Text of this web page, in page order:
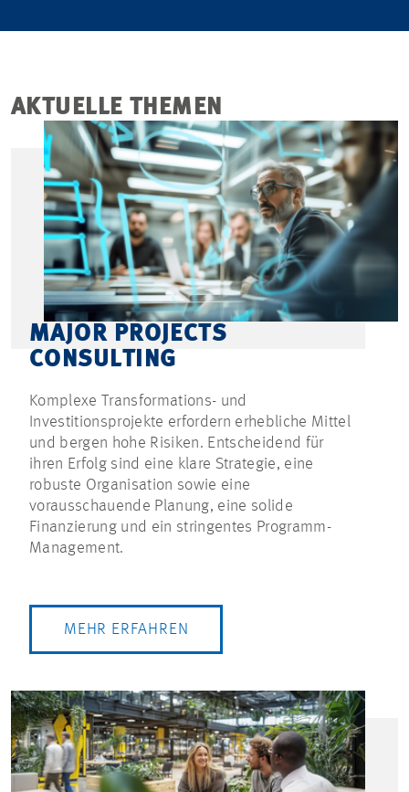
AKTUELLE THEMEN
MAJOR PROJECTS
CONSULTING
Komplexe Transformations- und
Investitionsprojekte erfordern erhebliche Mittel
und bergen hohe Risiken. Entscheidend für
ihren Erfolg sind eine klare Strategie, eine
robuste Organisation sowie eine
vorausschauende Planung, eine solide
Finanzierung und ein stringentes Programm-
Management.
MEHR ERFAHREN